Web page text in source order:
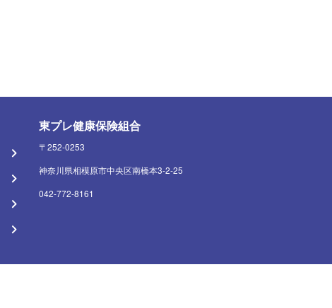
東プレ健康保険組合
〒252-0253
神奈川県相模原市中央区南橋本3-2-25
042-772-8161